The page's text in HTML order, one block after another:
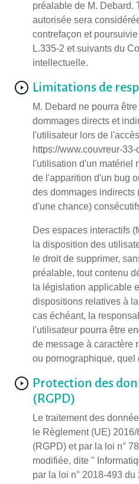
préalable de M. Debard.
autorisée sera
contrefaçon et
L.335-2 et suivants du
intellectuelle.
Limitations de
M. Debard ne pourra
dommages directs et
l'utilisateur lors de
https://www.couvreur-
l'utilisation d'un matériel
de l'apparition d'un bug
des dommages indirects
d'une chance)
Des espaces interactifs
la disposition des
le droit de supprimer,
préalable, tout contenu
la législation applicable
dispositions relatives à
cas échéant, la
l'utilisateur pourra être
de message à caractère
ou pornographique, quel
Protection des
(RGPD)
Le traitement des
le Règlement (UE)
(RGPD) et par la loi n°
modifiée, dite "
par la loi n° 2018-493 du